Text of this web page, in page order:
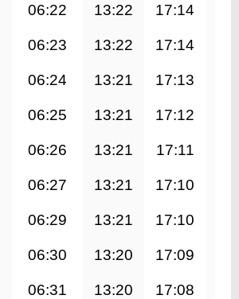
06:22 13:22 17:14
06:23 13:22 17:14
06:24 13:21 17:13
06:25 13:21 17:12
06:26 13:21 17:11
06:27 13:21 17:10
06:29 13:21 17:10
06:30 13:20 17:09
06:31 13:20 17:08